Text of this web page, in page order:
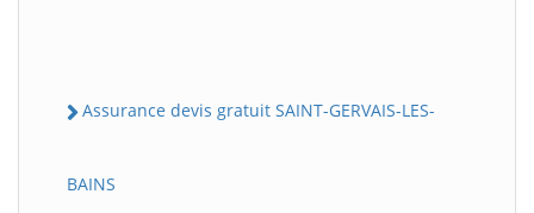
Assurance devis gratuit SAINT-GERVAIS-LES-
BAINS